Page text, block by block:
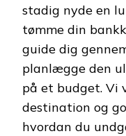
stadig nyde en
tømme din
guide dig
planlægge den
på et budget. Vi
destination og
hvordan du